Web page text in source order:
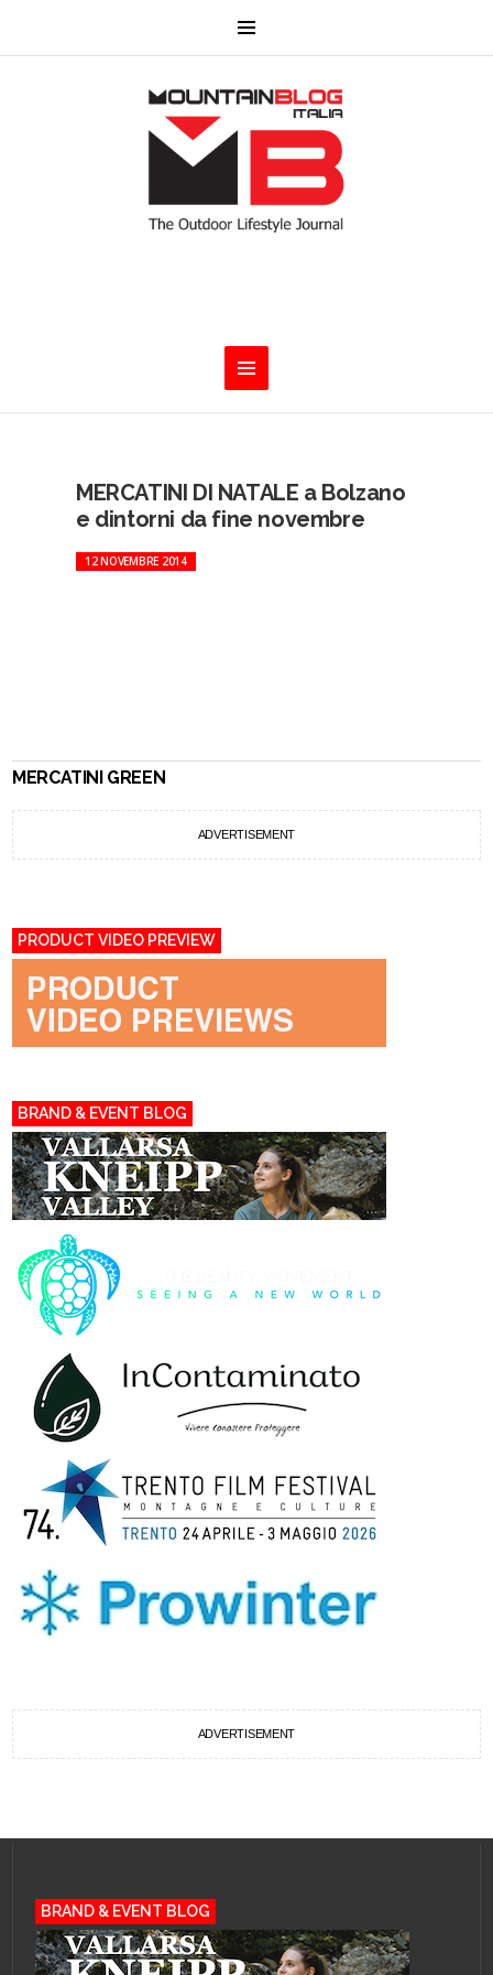
MERCATINI DI NATALE a Bolzano
e dintorni da fine novembre
12 NOVEMBRE 2014
MERCATINI GREEN
ADVERTISEMENT
PRODUCT VIDEO PREVIEW
BRAND & EVENT BLOG
ADVERTISEMENT
BRAND & EVENT BLOG